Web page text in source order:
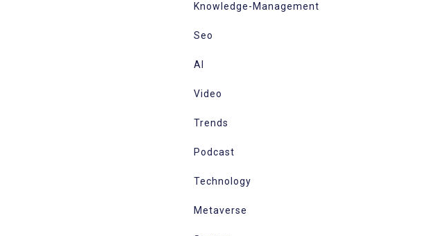
Knowledge-Management
Seo
AI
Video
Trends
Podcast
Technology
Metaverse